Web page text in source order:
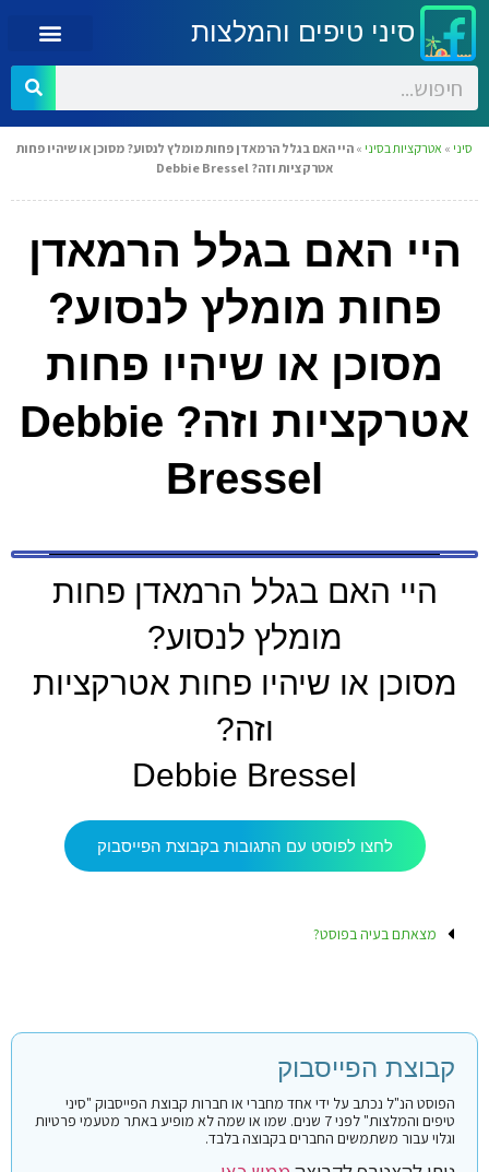
סיני טיפים והמלצות
סיני » אטרקציות בסיני » היי האם בגלל הרמאדן פחות מומלץ לנסוע? מסוכן או שיהיו פחות
אטרקציות וזה? Debbie Bressel
היי האם בגלל הרמאדן
פחות מומלץ לנסוע?
מסוכן או שיהיו פחות
אטרקציות וזה? Debbie
Bressel
היי האם בגלל הרמאדן פחות
מומלץ לנסוע?
מסוכן או שיהיו פחות אטרקציות
וזה?
Debbie Bressel
לחצו לפוסט עם התגובות בקבוצת הפייסבוק
מצאתם בעיה בפוסט?
קבוצת הפייסבוק
הפוסט הנ"ל נכתב על ידי אחד מחברי או חברות קבוצת הפייסבוק "סיני
טיפים והמלצות" לפני 7 שנים. שמו או שמה לא מופיע באתר מטעמי פרטיות
וגלוי עבור משתמשים החברים בקבוצה בלבד.